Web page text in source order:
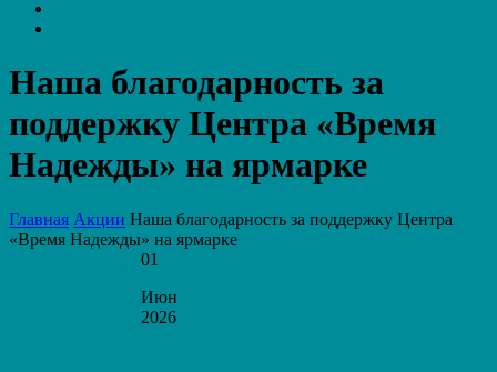
Наша благодарность за
поддержку Центра «Время
Надежды» на ярмарке
Главная Акции Наша благодарность за поддержку Центра
«Время Надежды» на ярмарке
01
Июн
2026